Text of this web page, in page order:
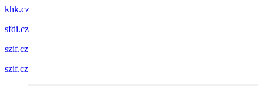
khk.cz
sfdi.cz
szif.cz
szif.cz